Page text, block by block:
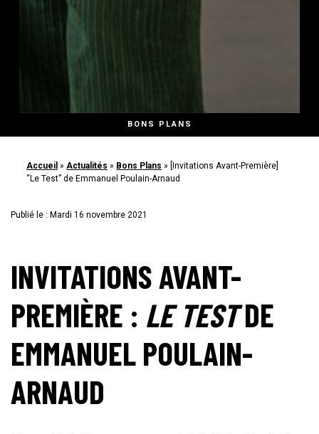
BONS PLANS
Accueil »Actualités » Bons Plans »
[Invitations Avant-Première]
“Le Test” de Emmanuel Poulain-Arnaud
Publié le : Mardi 16 novembre 2021
INVITATIONS AVANT-
PREMIÈRE : LE TESTDE
EMMANUEL POULAIN-
ARNAUD